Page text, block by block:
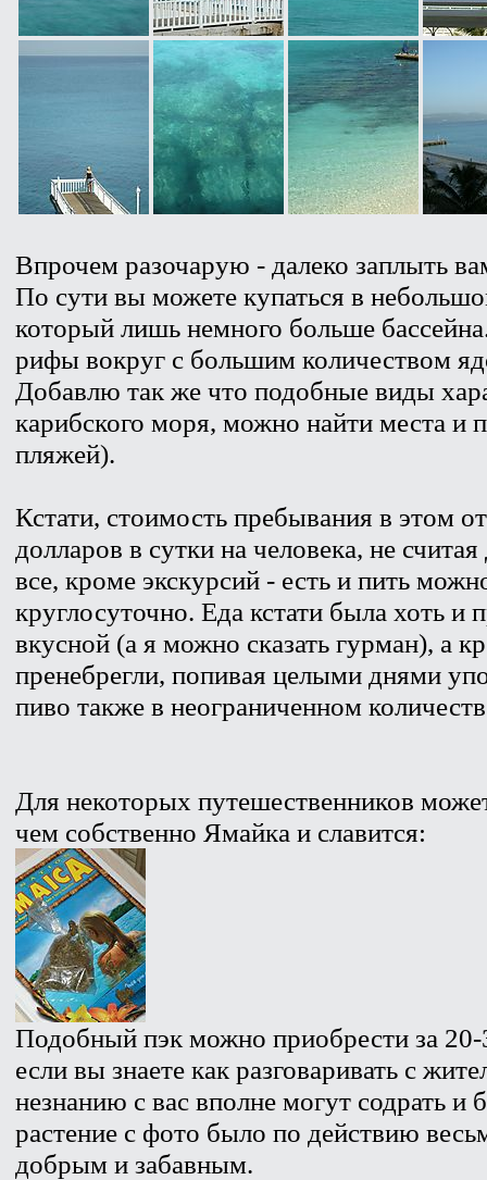
Впрочем разочарую - далеко заплыть
По сути вы можете купаться в
который лишь немного больше
рифы вокруг с большим количеством
Добавлю так же что подобные виды
карибского моря, можно найти места и
пляжей).
Кстати, стоимость пребывания в этом
долларов в сутки на человека, не
все, кроме экскурсий - есть и пить
круглосуточно. Еда кстати была хоть и
вкусной (а я можно сказать гурман), а
пренебрегли, попивая целыми днями
пиво также в неограниченном
Для некоторых путешественников
чем собственно Ямайка и славится:
Подобный пэк можно приобрести за 20-
если вы знаете как разговаривать с
незнанию с вас вполне могут содрать и
растение с фото было по действию
добрым и забавным.